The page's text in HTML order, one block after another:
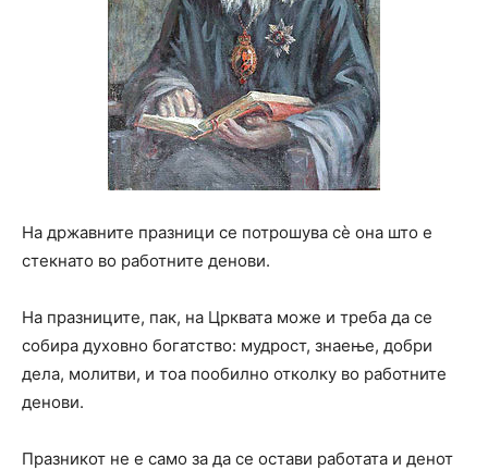
На државните празници се потрошува сè она што е
стекнато во работните денови.
На празниците, пак, на Црквата може и треба да се
собира духовно богатство: мудрост, знаење, добри
дела, молитви, и тоа пообилно отколку во работните
денови.
Празникот не е само за да се остави работата и денот